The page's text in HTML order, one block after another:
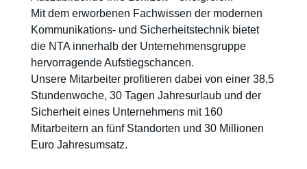
Mit dem erworbenen Fachwissen der modernen
Kommunikations- und Sicherheitstechnik bietet
die NTA innerhalb der Unternehmensgruppe
hervorragende Aufstiegschancen.
Unsere Mitarbeiter profitieren dabei von einer 38,5
Stundenwoche, 30 Tagen Jahresurlaub und der
Sicherheit eines Unternehmens mit 160
Mitarbeitern an fünf Standorten und 30 Millionen
Euro Jahresumsatz.